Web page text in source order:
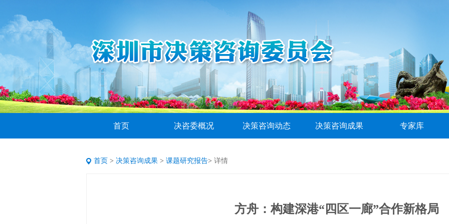
首页 决咨委概况 决策咨询动态 决策咨询成果 专家库
首页 > 决策咨询成果 > 课题研究报告> 详情
方舟：构建深港“四区一廊”合作新格局